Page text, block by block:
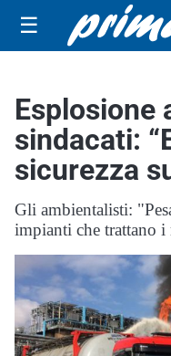
☰
Esplosione
sindacati:
sicurezza
Gli ambientalisti:
impianti che trattano